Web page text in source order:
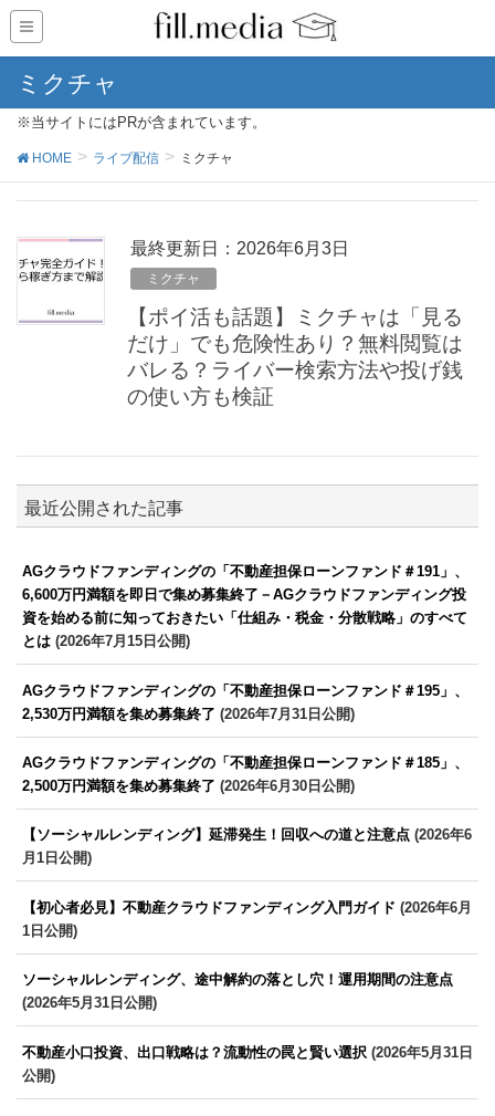
ミクチャ
※当サイトにはPRが含まれています。
HOME ライブ配信 ミクチャ
最終更新日：2026年6月3日
ミクチャ
【ポイ活も話題】ミクチャは「見る
だけ」でも危険性あり？無料閲覧は
バレる？ライバー検索方法や投げ銭
の使い方も検証
最近公開された記事
AGクラウドファンディングの「不動産担保ローンファンド＃191」、
6,600万円満額を即日で集め募集終了－AGクラウドファンディング投
資を始める前に知っておきたい「仕組み・税金・分散戦略」のすべて
とは (2026年7月15日公開)
AGクラウドファンディングの「不動産担保ローンファンド＃195」、
2,530万円満額を集め募集終了 (2026年7月31日公開)
AGクラウドファンディングの「不動産担保ローンファンド＃185」、
2,500万円満額を集め募集終了 (2026年6月30日公開)
【ソーシャルレンディング】延滞発生！回収への道と注意点 (2026年6
月1日公開)
【初心者必見】不動産クラウドファンディング入門ガイド (2026年6月
1日公開)
ソーシャルレンディング、途中解約の落とし穴！運用期間の注意点
(2026年5月31日公開)
不動産小口投資、出口戦略は？流動性の罠と賢い選択 (2026年5月31日
公開)